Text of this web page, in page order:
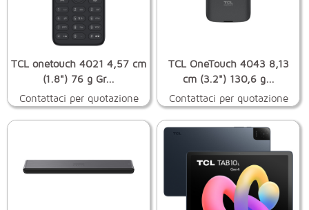
TCL onetouch 4021 4,57 cm
(1.8") 76 g Gr...
Contattaci per quotazione
TCL OneTouch 4043 8,13
cm (3.2") 130,6 g...
Contattaci per quotazione